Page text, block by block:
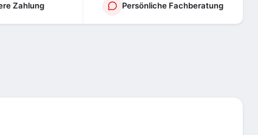
Zahlung Persönliche Fachberatung